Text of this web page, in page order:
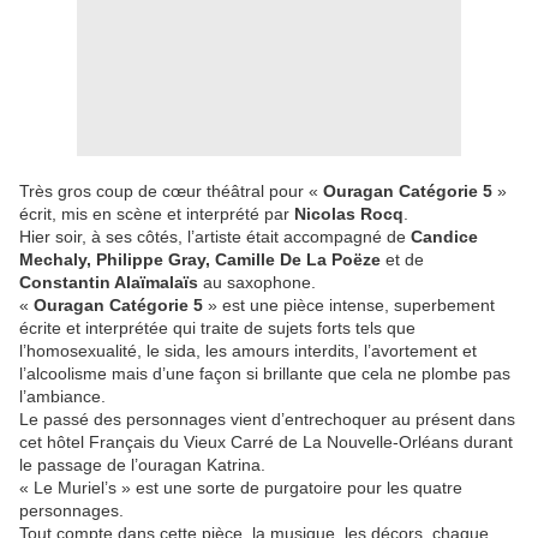
Très gros coup de cœur théâtral pour « Ouragan Catégorie 5 »
écrit, mis en scène et interprété par Nicolas Rocq
Hier soir, à ses côtés, l’artiste était accompagné de Candice
Mechaly, Philippe Gray, Camille De La Poëze et de
Constantin Alaïmalaïs au saxophone.
« Ouragan Catégorie 5 » est une pièce intense, superbement
écrite et interprétée qui traite de sujets forts tels que
l’homosexualité, le sida, les amours interdits, l’avortement et
l’alcoolisme mais d’une façon si brillante que cela ne plombe pas
l’ambiance.
Le passé des personnages vient d’entrechoquer au présent dans
cet hôtel Français du Vieux Carré de La Nouvelle-Orléans durant
le passage de l’ouragan Katrina.
« Le Muriel’s » est une sorte de purgatoire pour les quatre
personnages.
Tout compte dans cette pièce, la musique, les décors, chaque